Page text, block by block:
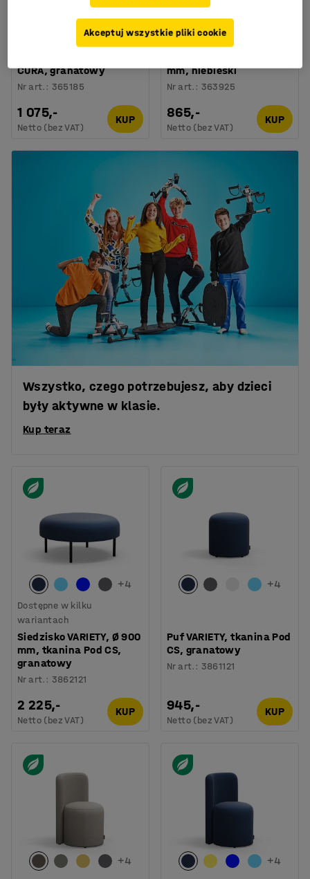
Siedzisko CASUAL,
CURA, granatowy
Nr art. : 365185
1 075,-
Netto (bez VAT)
KUP
Siedzisko CASUAL,
mm, niebieski
Nr art. : 363925
865,-
Netto (bez VAT)
KUP
Wszystko, czego potrzebujesz, aby dzieci
były aktywne w klasie.
Kup teraz
+4
Dostępne w kilku
wariantach
Siedzisko VARIETY, Ø 900
mm, tkanina Pod CS,
granatowy
Nr art. : 3862121
2 225,-
Netto (bez VAT)
KUP
+4
Puf VARIETY, tkanina Pod
CS, granatowy
Nr art. : 3861121
945,-
Netto (bez VAT)
KUP
+4 +4
Akceptuj wszystkie pliki cookie